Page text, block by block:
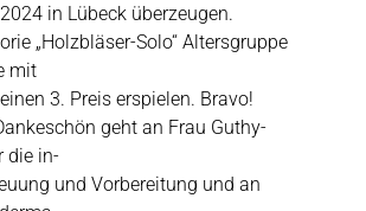
in Lübeck überzeugen.
„Holzbläser-Solo“ Altersgruppe
mit
3. Preis erspielen. Bravo!
geht an Frau Guthy-
die in-
und Vorbereitung und an